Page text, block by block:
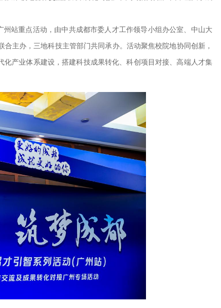
站重点活动，由中共成都市委人才工作领导小组办公室、中山大
主办，三地科技主管部门共同承办。活动聚焦校院地协同创新，
产业体系建设，搭建科技成果转化、科创项目对接、高端人才集